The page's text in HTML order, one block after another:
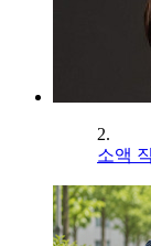
2.
소액